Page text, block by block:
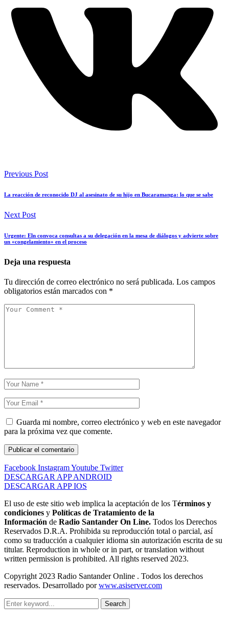
Previous Post
La reacción de reconocido DJ al asesinato de su hijo en Bucaramanga: lo que se sabe
Next Post
Urgente: Eln convoca consultas a su delegación en la mesa de diálogos y advierte sobre
un «congelamiento» en el proceso
Deja una respuesta
Tu dirección de correo electrónico no será publicada. Los campos
obligatorios están marcados con *
Guarda mi nombre, correo electrónico y web en este navegador
para la próxima vez que comente.
Facebook InstagramYoutube Twitter
DESCARGAR APP ANDROID
DESCARGAR APP IOS
El uso de este sitio web implica la aceptación de los Términos y
condiciones y Políticas de Tratamiento de la
Información de Radio Santander On Line. Todos los Derechos
Reservados D.R.A. Prohibida su reproducción total o parcial, así
como su traducción a cualquier idioma sin autorización escrita de su
titular. Reproduction in whole or in part, or translation without
written permission is prohibited. All rights reserved 2023.
Copyright 2023 Radio Santander Online . Todos los derechos
reservados. Desarrollado porwww.asiserver.com
Search